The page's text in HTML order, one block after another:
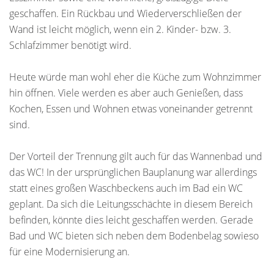
geschaffen. Ein Rückbau und Wiederverschließen der
Wand ist leicht möglich, wenn ein 2. Kinder- bzw. 3.
Schlafzimmer benötigt wird.
Heute würde man wohl eher die Küche zum Wohnzimmer
hin öffnen. Viele werden es aber auch Genießen, dass
Kochen, Essen und Wohnen etwas voneinander getrennt
sind.
Der Vorteil der Trennung gilt auch für das Wannenbad und
das WC! In der ursprünglichen Bauplanung war allerdings
statt eines großen Waschbeckens auch im Bad ein WC
geplant. Da sich die Leitungsschächte in diesem Bereich
befinden, könnte dies leicht geschaffen werden. Gerade
Bad und WC bieten sich neben dem Bodenbelag sowieso
für eine Modernisierung an.